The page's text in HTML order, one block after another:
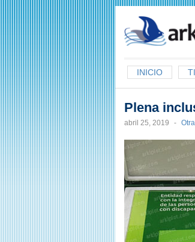
INICIO
Plena
abril 25, 2019 -